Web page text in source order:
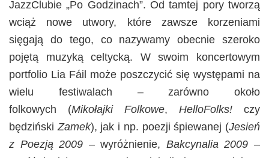
JazzClubie „Po Godzinach”. Od tamtej pory tworzą
wciąż nowe utwory, które zawsze korzeniami
sięgają do tego, co nazywamy obecnie szeroko
pojętą muzyką celtycką. W swoim koncertowym
portfolio Lia Fáil może poszczycić się występami na
wielu festiwalach – zarówno około
folkowych (Mikołajki Folkowe, HelloFolks! czy
będziński Zamek), jak i np. poezji śpiewanej (Jesień
z Poezją 2009 – wyróżnienie, Bakcynalia 2009–